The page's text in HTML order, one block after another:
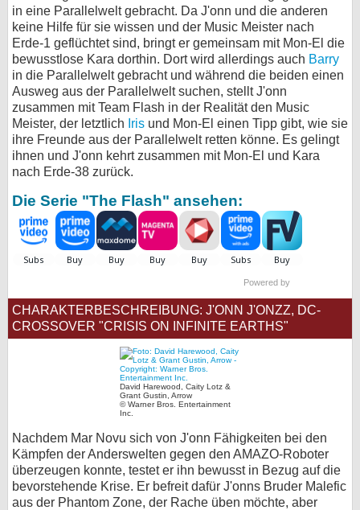
in eine Parallelwelt gebracht. Da J'onn und die anderen
keine Hilfe für sie wissen und der Music Meister nach
Erde-1 geflüchtet sind, bringt er gemeinsam mit Mon-El die
bewusstlose Kara dorthin. Dort wird allerdings auch Barry
in die Parallelwelt gebracht und während die beiden einen
Ausweg aus der Parallelwelt suchen, stellt J'onn
zusammen mit Team Flash in der Realität den Music
Meister, der letztlich Iris und Mon-El einen Tipp gibt, wie sie
ihre Freunde aus der Parallelwelt retten könne. Es gelingt
ihnen und J'onn kehrt zusammen mit Mon-El und Kara
nach Erde-38 zurück.
Die Serie "The Flash" ansehen:
Powered by
CHARAKTERBESCHREIBUNG: J'ONN J'ONZZ, DC-
CROSSOVER "CRISIS ON INFINITE EARTHS"
David Harewood, Caity Lotz &
Grant Gustin, Arrow
© Warner Bros. Entertainment
Inc.
Nachdem Mar Novu sich von J'onn Fähigkeiten bei den
Kämpfen der Anderswelten gegen den AMAZO-Roboter
überzeugen konnte, testet er ihn bewusst in Bezug auf die
bevorstehende Krise. Er befreit dafür J'onns Bruder Malefic
aus der Phantom Zone, der Rache üben möchte, aber